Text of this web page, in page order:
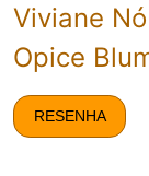
Viviane
Opice
RESENHA